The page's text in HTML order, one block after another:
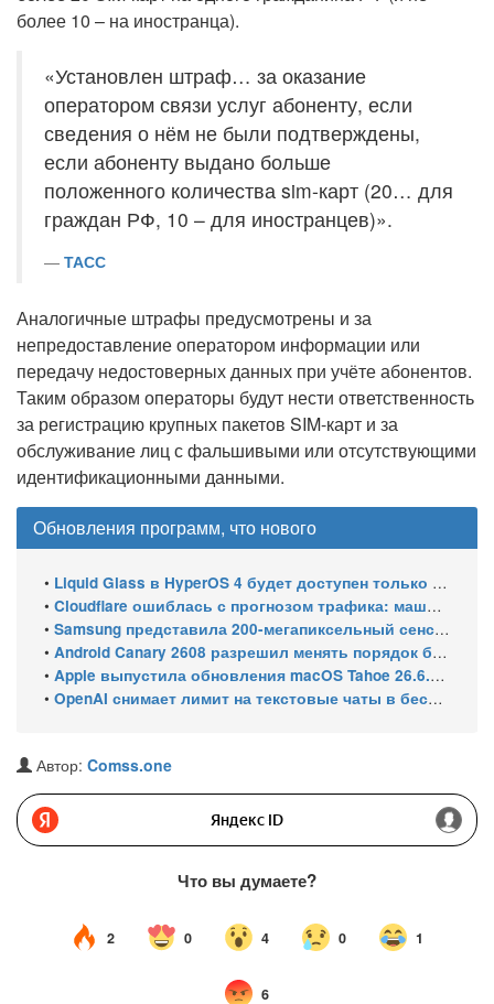
более 10 – на иностранца).
«Установлен штраф… за оказание
оператором связи услуг абоненту, если
сведения о нём не были подтверждены,
если абоненту выдано больше
положенного количества sim-карт (20… для
граждан РФ, 10 – для иностранцев)».
ТАСС
Аналогичные штрафы предусмотрены и за
непредоставление оператором информации или
передачу недостоверных данных при учёте абонентов.
Таким образом операторы будут нести ответственность
за регистрацию крупных пакетов SIM-карт и за
обслуживание лиц с фальшивыми или отсутствующими
идентификационными данными.
Обновления программ, что нового
• Liquid Glass в HyperOS 4 будет доступен только на флагманских чипсетах
• Cloudflare ошиблась с прогнозом трафика: машины обошли людей в мае 2026
• Samsung представила 200-мегапиксельный сенсор ISOCELL HPC с DeepPix
• Android Canary 2608 разрешил менять порядок блоков шторки
• Apple выпустила обновления macOS Tahoe 26.6.1, Sequoia 15.7.9 и Sonoma 14.8.9 для устранения уязвимости общего доступа к экрану
• OpenAI снимает лимит на текстовые чаты в бесплатном ChatGPT
Автор: Comss.one